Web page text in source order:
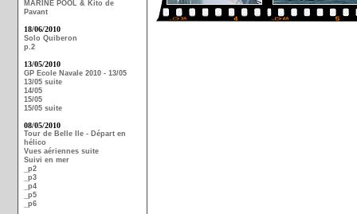
MARINE POOL & Kito de
Pavant
18/06/2010
Solo Quiberon
p.2
13/05/2010
GP Ecole Navale 2010 - 13/05
13/05 suite
14/05
15/05
15/05 suite
08/05/2010
Tour de Belle Ile - Départ en
hélico
Vues aériennes suite
Suivi en mer
_p2
_p3
_p4
_p5
_p6